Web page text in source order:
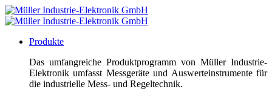
Produkte
Das umfangreiche Produktprogramm von Müller Industrie-
Elektronik umfasst Messgeräte und Auswerteinstrumente für
die industrielle Mess- und Regeltechnik.